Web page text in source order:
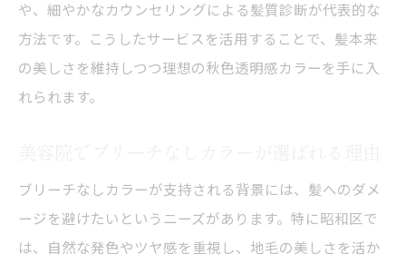
や、細やかなカウンセリングによる髪質診断が代表的な
方法です。こうしたサービスを活用することで、髪本来
の美しさを維持しつつ理想の秋色透明感カラーを手に入
れられます。
ブリーチなしカラーが支持される背景には、髪へのダメ
ージを避けたいというニーズがあります。特に昭和区で
は、自然な発色やツヤ感を重視し、地毛の美しさを活か